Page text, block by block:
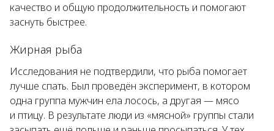
качество и общую продолжительность и помогают
заснуть быстрее.
Жирная рыба
Исследования не подтвердили, что рыба помогает
лучше спать. Был проведён эксперимент, в котором
одна группа мужчин ела лосось, а другая — мясо
и птицу. В результате люди из «мясной» группы стали